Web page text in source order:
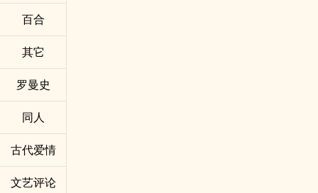
百合
其它
罗曼史
同人
古代爱情
文艺评论